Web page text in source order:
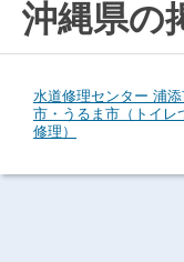
沖縄県の
水道修理センター 浦
市・うるま市（トイレ
修理）